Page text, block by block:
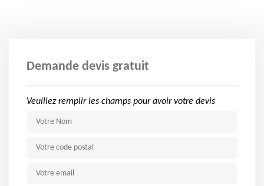
Demande devis gratuit
Veuillez remplir les champs pour avoir votre devis